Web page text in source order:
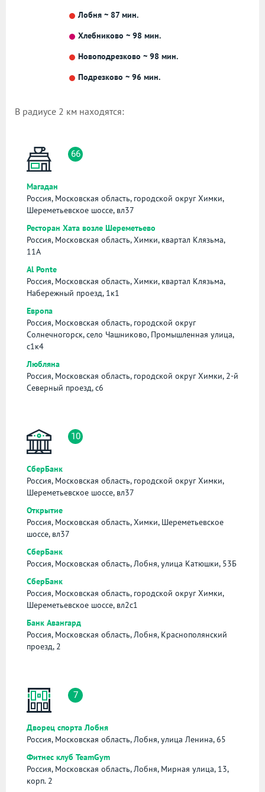
Лобня ~ 87 мин.
Хлебниково ~ 98 мин.
Новоподрезково ~ 98 мин.
Подрезково ~ 96 мин.
В радиусе 2 км находятся:
66
Магадан
Россия, Московская область, городской округ Химки,
Шереметьевское шоссе, вл37
Ресторан Хата возле Шереметьево
Россия, Московская область, Химки, квартал Клязьма,
11А
Al Ponte
Россия, Московская область, Химки, квартал Клязьма,
Набережный проезд, 1к1
Европа
Россия, Московская область, городской округ
Солнечногорск, село Чашниково, Промышленная улица,
с1к4
Любляна
Россия, Московская область, городской округ Химки, 2-й
Северный проезд, с6
10
СберБанк
Россия, Московская область, городской округ Химки,
Шереметьевское шоссе, вл37
Открытие
Россия, Московская область, Химки, Шереметьевское
шоссе, вл37
СберБанк
Россия, Московская область, Лобня, улица Катюшки, 53Б
СберБанк
Россия, Московская область, городской округ Химки,
Шереметьевское шоссе, вл2с1
Банк Авангард
Россия, Московская область, Лобня, Краснополянский
проезд, 2
7
Дворец спорта Лобня
Россия, Московская область, Лобня, улица Ленина, 65
Фитнес клуб TeamGym
Россия, Московская область, Лобня, Мирная улица, 13,
корп. 2